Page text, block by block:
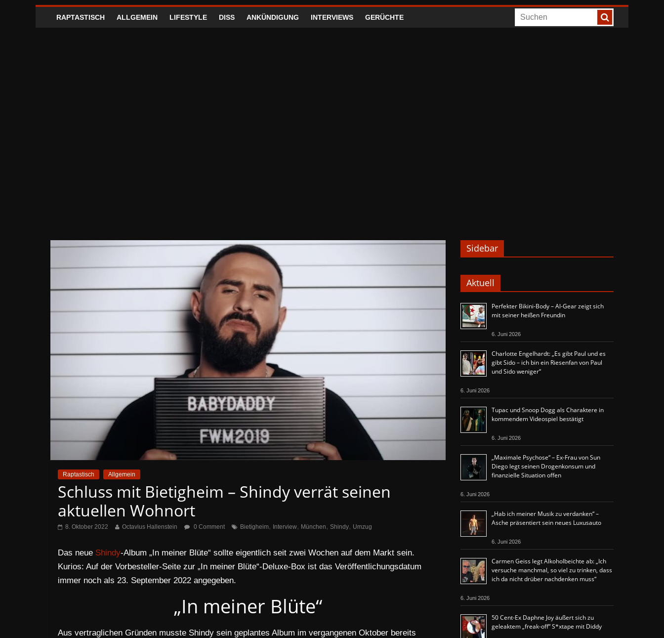
RAPTASTISCH ALLGEMEIN LIFESTYLE DISS ANKÜNDIGUNG INTERVIEWS GERÜCHTE
Raptastisch Allgemein
Schluss mit Bietigheim – Shindy verrät seinen
aktuellen Wohnort
8. Oktober 2022 Octavius Hallenstein 0 Comment Bietigheim, Interview, München, Shindy, Umzug
Das neue Shindy-Album „In meiner Blüte“ sollte eigentlich seit zwei Wochen auf dem Markt sein.
Kurios: Auf der Vorbesteller-Seite zur „In meiner Blüte“-Deluxe-Box ist das Veröffentlichungsdatum
immer noch als 23. September 2022 angegeben.
„In meiner Blüte“
Aus vertraglichen Gründen musste Shindy sein geplantes Album im vergangenen Oktober bereits
Sidebar
Aktuell
Perfekter Bikini-Body – Al-Gear zeigt sich
mit seiner heißen Freundin
6. Juni 2026
Charlotte Engelhardt: „Es gibt Paul und es
gibt Sido – ich bin ein Riesenfan von Paul
und Sido weniger“
6. Juni 2026
Tupac und Snoop Dogg als Charaktere in
kommendem Videospiel bestätigt
6. Juni 2026
„Maximale Psychose“ – Ex-Frau von Sun
Diego legt seinen Drogenkonsum und
finanzielle Situation offen
6. Juni 2026
„Hab ich meiner Musik zu verdanken“ –
Asche präsentiert sein neues Luxusauto
6. Juni 2026
Carmen Geiss legt Alkoholbeichte ab: „Ich
versuche manchmal, so viel zu trinken, dass
ich da nicht drüber nachdenken muss“
6. Juni 2026
50 Cent-Ex Daphne Joy äußert sich zu
geleaktem „freak-off“ S*xtape mit Diddy